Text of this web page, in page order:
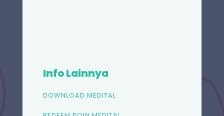
Info Lainnya
DOWNLOAD MEDITAL